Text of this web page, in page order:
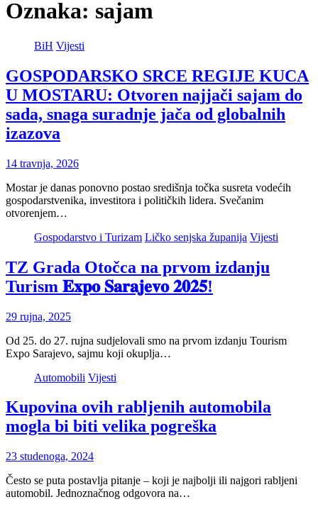
Oznaka: sajam
BiH Vijesti
GOSPODARSKO SRCE REGIJE KUCA
U MOSTARU: Otvoren najjači sajam do
sada, snaga suradnje jača od globalnih
izazova
14 travnja, 2026
Mostar je danas ponovno postao središnja točka susreta vodećih
gospodarstvenika, investitora i političkih lidera. Svečanim
otvorenjem…
Gospodarstvo i Turizam Ličko senjska županija Vijesti
TZ Grada Otočca na prvom izdanju
Turism 𝐄𝐱𝐩𝐨 𝐒𝐚𝐫𝐚𝐣𝐞𝐯𝐨 𝟐𝟎𝟐𝟓!
29 rujna, 2025
Od 25. do 27. rujna sudjelovali smo na prvom izdanju Tourism
Expo Sarajevo, sajmu koji okuplja…
Automobili Vijesti
Kupovina ovih rabljenih automobila
mogla bi biti velika pogreška
23 studenoga, 2024
Često se puta postavlja pitanje – koji je najbolji ili najgori rabljeni
automobil. Jednoznačnog odgovora na…